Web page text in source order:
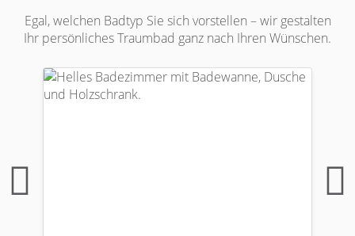
Egal, welchen Badtyp Sie sich vorstellen – wir gestalten
Ihr persönliches Traumbad ganz nach Ihren Wünschen.